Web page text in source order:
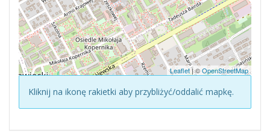
Leaflet| ©OpenStreetMap
Kliknij na ikonę rakietki aby przybliżyć/oddalić mapkę.